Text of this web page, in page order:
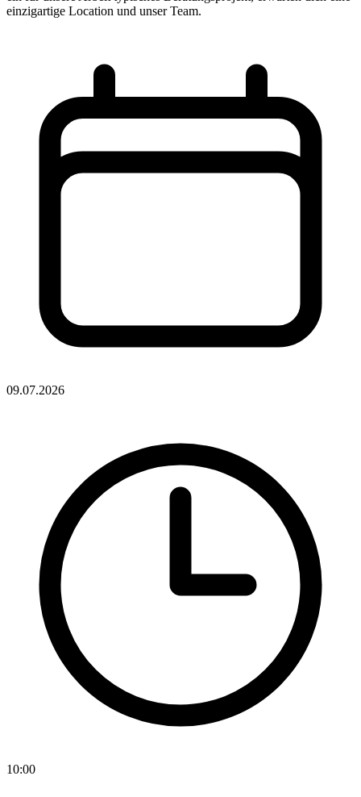
einzigartige Location und unser Team.
09.07.2026
10:00